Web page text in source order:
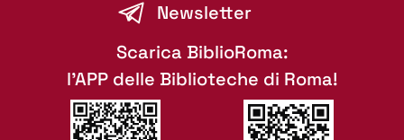
Newsletter
Scarica BiblioRoma:
l'APP delle Biblioteche di Roma!